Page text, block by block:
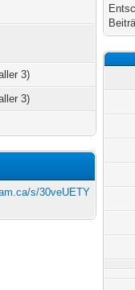
3)
3)
s/30veUETY